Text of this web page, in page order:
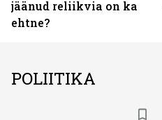
jäänud reliikvia on ka
ehtne?
POLIITIKA